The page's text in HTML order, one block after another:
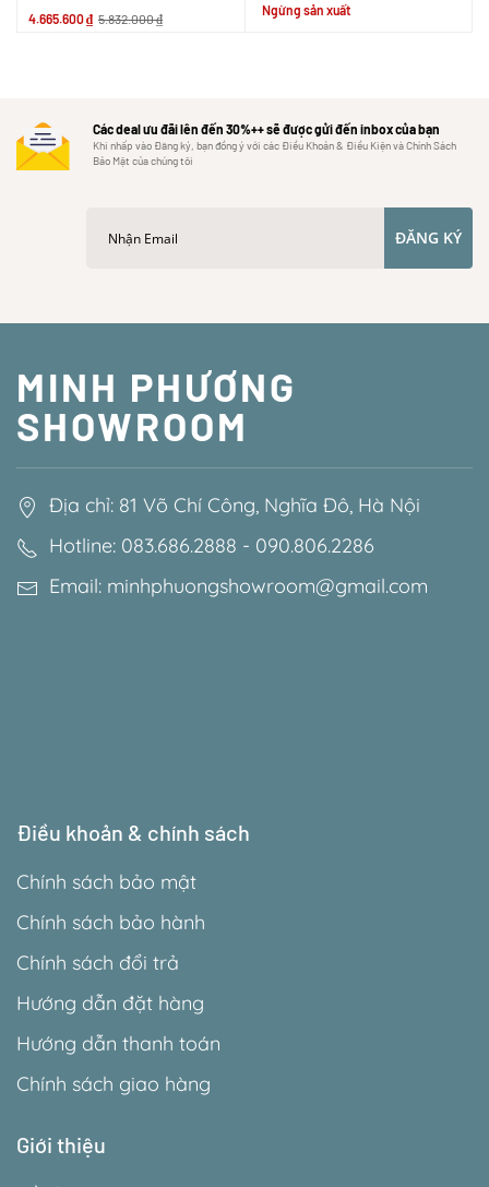
4.665.600₫ 5.832.000₫
Ngừng sản xuất
Các deal ưu đãi lên đến 30%++ sẽ được gửi đến inbox của bạn
Khi nhấp vào Đăng ký, bạn đồng ý với các Điều Khoản & Điều Kiện và Chính Sách
Bảo Mật của chúng tôi
ĐĂNG KÝ
MINH PHƯƠNG
SHOWROOM
Địa chỉ: 81 Võ Chí Công, Nghĩa Đô, Hà Nội
Hotline: 083.686.2888 - 090.806.2286
Email: minhphuongshowroom@gmail.com
Điều khoản & chính sách
Chính sách bảo mật
Chính sách bảo hành
Chính sách đổi trả
Hướng dẫn đặt hàng
Hướng dẫn thanh toán
Chính sách giao hàng
Giới thiệu